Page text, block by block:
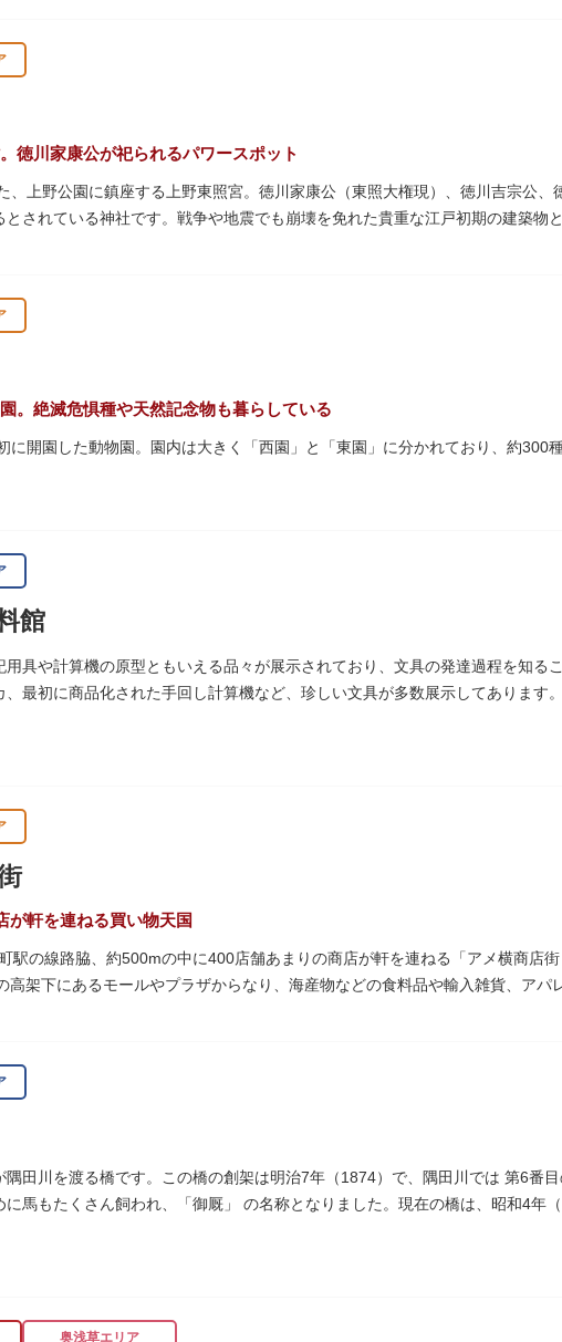
文化財も多く有し、歴史の重みを今に伝える寺院です。
に復元された「月の松」は、浮世絵師歌川広重の「名所江戸百景」にも描かれ
流な景観は、絶好のフォトスポットとなっています。
ん）という山号は、東の「比叡山延暦寺」を意味しており、比叡山や京都の有
を兼ね、御霊廟には6名の将軍が埋葬されています。
徳川家康公が祀られるパワースポット
、上野公園に鎮座する上野東照宮。徳川家康公（東照大権現）、徳川吉宗公
されている神社です。戦争や地震でも崩壊を免れた貴重な江戸初期の建築物
た豪華絢爛な金色殿（社殿）などの建造物は、三代将軍・徳川家光公が、日光
う。社殿内部は文化財保護のため通常は非公開ですが、特別公開が実施される
数量限定のお守りや御朱印も授与されているので要チェック。手塚治虫のユニ
。絶滅危惧種や天然記念物も暮らしている
に開園した動物園。園内は大きく「西園」と「東園」に分かれており、約300
」などの歴史的建造物も見どころです。
の名所としても知られる風光明媚な「不忍池」のほとりに位置する区域。キリ
して話題のハシビロコウなどユニークな種も見られます。
っぷ」では、小動物を間近で観察することを通じて、命の大切さや生きものの
館
用具や計算機の原型ともいえる品々が展示されており、文具の発達過程を知る
、最初に商品化された手回し計算機など、珍しい文具が多数展示してあります。
が軒を連ねる買い物天国
駅の線路脇、約500mの中に400店舗あまりの商店が軒を連ねる「アメ横商店
高架下にあるモールやプラザからなり、海産物などの食料品や輸入雑貨、アパ
、物資が底をついた第二次世界大戦後にできた闇市。多くの闇市が的屋の仕切
なり連合会を結成。出店を統制し、商店街が形成されました。
ぐ南に発生した闇市は、飴を販売する屋台があったことから「アメヤ横丁（
メリカ進駐軍の放出物資を販売する店ができたので「アメリカ横丁（アメリカ
隅田川を渡る橋です。この橋の創架は明治7年（1874）で、隅田川では 第6番
に馬もたくさん飼われ、「御厩」 の名称となりました。現在の橋は、昭和4年
奥浅草エリア